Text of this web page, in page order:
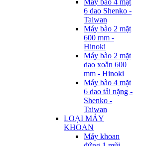
Máy bào 4 mặt
6 dao Shenko -
Taiwan
Máy bào 2 mặt
600 mm -
Hinoki
Máy bào 2 mặt
dao xoắn 600
mm - Hinoki
Máy bào 4 mặt
6 dao tải nặng -
Shenko -
Taiwan
LOẠI MÁY
KHOAN
Máy khoan